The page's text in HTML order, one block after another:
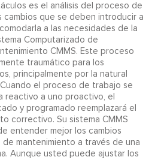
es el análisis del proceso de
que se deben introducir a
a las necesidades de la
Computarizado de
CMMS. Este proceso
traumático para los
principalmente por la natural
el proceso de trabajo se
reactivo a uno proactivo, el
y programado reemplazará el
correctivo. Su sistema CMMS
entender mejor los cambios
mantenimiento a través de una
Aunque usted puede ajustar los